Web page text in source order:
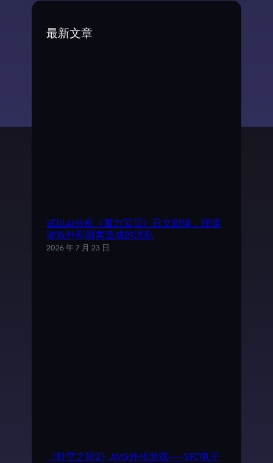
最新文章
试以AI分析《魔力宝贝》日文剧情，理清
游戏外部因素造成的混乱
2026 年 7 月 23 日
《时空之轮2》AVG外传游戏——SFC电子